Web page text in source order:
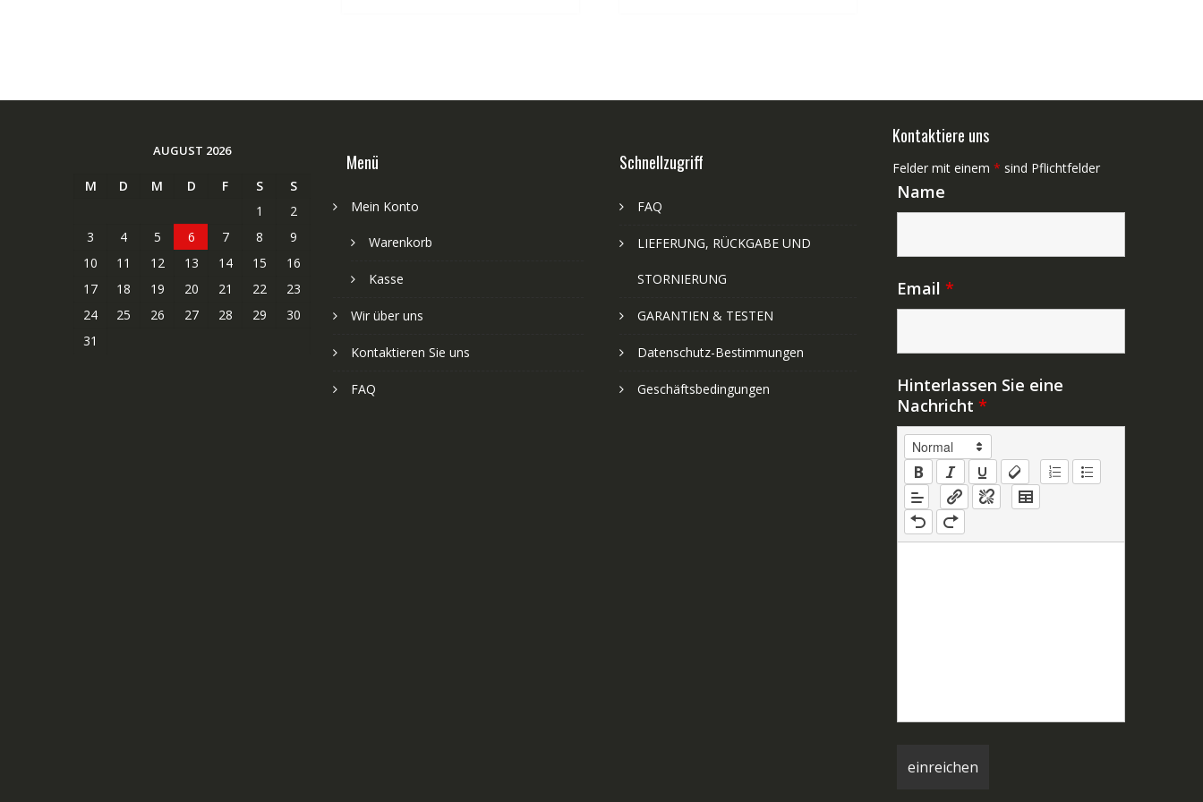
AUGUST 2026
M D M D F S
S
1
2
3
4 5 6 7 8
9
10
11 12 13 14 15
16
17
18 19 20 21 22
23
24
25 26 27 28 29
30
31
Menü
Mein Konto
Warenkorb
Kasse
Wir über uns
Kontaktieren Sie uns
FAQ
Schnellzugriff
FAQ
LIEFERUNG, RÜCKGABE UND
STORNIERUNG
GARANTIEN & TESTEN
Datenschutz-Bestimmungen
Geschäftsbedingungen
Kontaktiere uns
Felder mit einem * sind Pflichtfelder
Name
Email *
Hinterlassen Sie eine
Nachricht *